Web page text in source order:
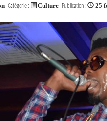
Catégorie : Culture Publication : 25